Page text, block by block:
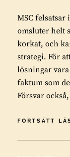
MSC
omsluter helt
korkat, och
strategi. För
lösningar
faktum som
Försvar
FORTSÄTT